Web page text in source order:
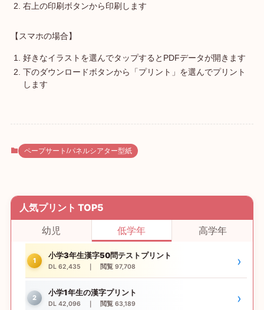
右上の印刷ボタンから印刷します
【スマホの場合】
好きなイラストを選んでタップするとPDFデータが開きます
下のダウンロードボタンから「プリント」を選んでプリント
します
ペープサート/パネルシアター型紙
人気プリント TOP5
幼児
低学年 高学年
1
小学3年生漢字50問テストプリント
DL 62,435 ｜ 閲覧 97,708 ›
2
小学1年生の漢字プリント
DL 42,096 ｜ 閲覧 63,189 ›